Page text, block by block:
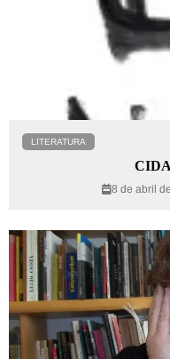
LITERATURA
8 de abril